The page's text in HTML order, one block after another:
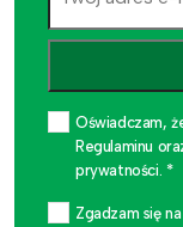
Oświadczam,
Regulaminu
prywatności. *
Zgadzam się